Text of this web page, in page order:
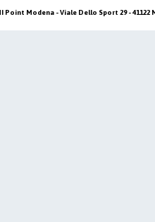
Modena - Viale Dello Sport 29 - 41122